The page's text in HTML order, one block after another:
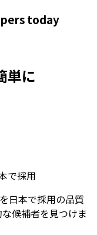
today
単に
で採用
日本で採用の品質
候補者を見つけま